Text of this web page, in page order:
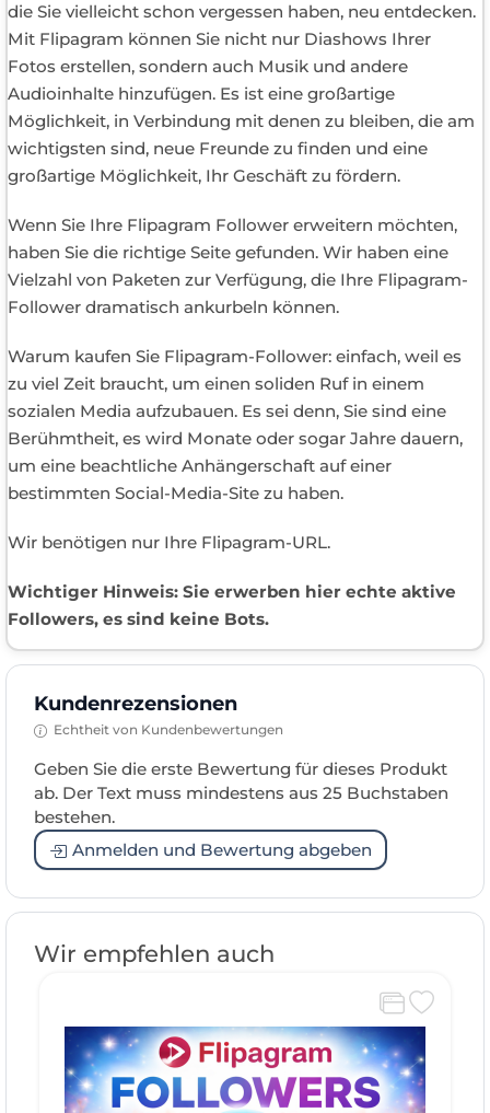
die Sie vielleicht schon vergessen haben, neu entdecken.
Mit Flipagram können Sie nicht nur Diashows Ihrer
Fotos erstellen, sondern auch Musik und andere
Audioinhalte hinzufügen. Es ist eine großartige
Möglichkeit, in Verbindung mit denen zu bleiben, die am
wichtigsten sind, neue Freunde zu finden und eine
großartige Möglichkeit, Ihr Geschäft zu fördern.
Wenn Sie Ihre Flipagram Follower erweitern möchten,
haben Sie die richtige Seite gefunden. Wir haben eine
Vielzahl von Paketen zur Verfügung, die Ihre Flipagram-
Follower dramatisch ankurbeln können.
Warum kaufen Sie Flipagram-Follower: einfach, weil es
zu viel Zeit braucht, um einen soliden Ruf in einem
sozialen Media aufzubauen. Es sei denn, Sie sind eine
Berühmtheit, es wird Monate oder sogar Jahre dauern,
um eine beachtliche Anhängerschaft auf einer
bestimmten Social-Media-Site zu haben.
Wir benötigen nur Ihre Flipagram-URL.
Wichtiger Hinweis: Sie erwerben hier echte aktive
Followers, es sind keine Bots.
Kundenrezensionen
Echtheit von Kundenbewertungen
Geben Sie die erste Bewertung für dieses Produkt
ab. Der Text muss mindestens aus 25 Buchstaben
bestehen.
Anmelden und Bewertung abgeben
Wir empfehlen auch